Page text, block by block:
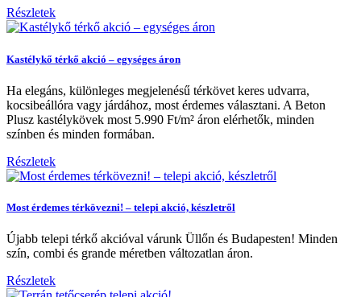
Részletek
Kastélykő térkő akció – egységes áron
Ha elegáns, különleges megjelenésű térkövet keres udvarra,
kocsibeállóra vagy járdához, most érdemes választani. A Beton
Plusz kastélykövek most 5.990 Ft/m² áron elérhetők, minden
színben és minden formában.
Részletek
Most érdemes térkövezni! – telepi akció, készletről
Újabb telepi térkő akcióval várunk Üllőn és Budapesten! Minden
szín, combi és grande méretben változatlan áron.
Részletek